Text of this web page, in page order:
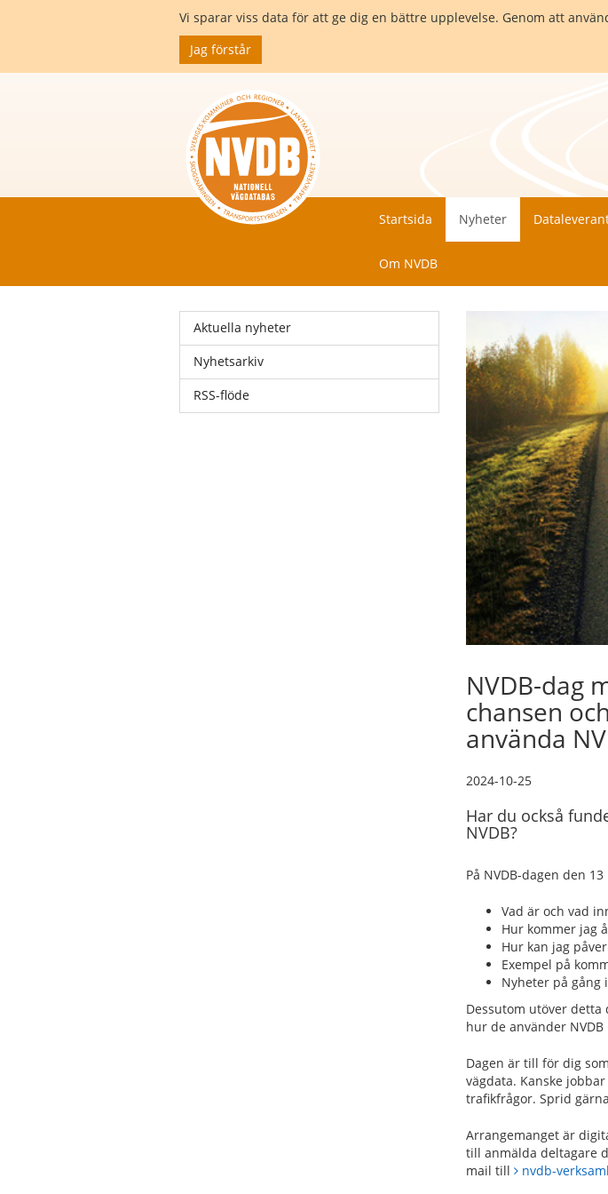
Vi sparar viss data för att ge dig en bättre upplevelse. Genom att
Jag förstår
Startsida Nyheter
Om NVDB
Aktuella nyheter
Nyhetsarkiv
RSS-flöde
NVDB-dag
chansen
använda
2024-10-25
Har du också
NVDB?
På NVDB-dagen den
Vad är och vad
Hur kommer jag
Hur kan jag
Exempel på
Nyheter på gång
Dessutom utöver
hur de använder
Dagen är till för dig
vägdata. Kanske
trafikfrågor. Sprid
Arrangemanget är
till anmälda deltagare
mail till nvdb-